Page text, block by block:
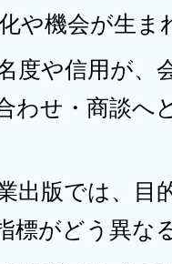
や機会が生ま
度や信用が、
わせ・商談へ
出版では、目
標がどう異な